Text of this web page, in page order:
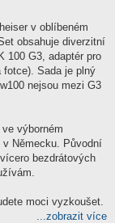
v oblíbeném
obsahuje diverzitní
100 G3, adaptér pro
fotce). Sada je plný
nejsou mezi G3
výborném
v Německu. Původní
bezdrátových
moci vyzkoušet.
...zobrazit více